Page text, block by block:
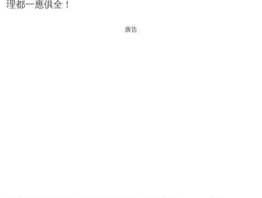
理都一應俱全！
廣告